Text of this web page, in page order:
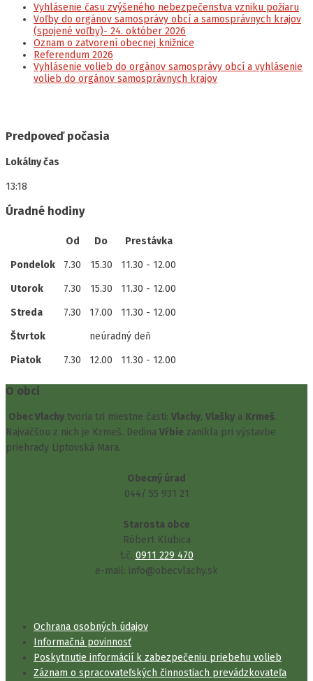
Vyhlásenie času zvýšeného nebezpečenstva vzniku požiaru
Voľby do orgánov samosprávy obcí a samosprávnych krajov
(spojené voľby)- 24. október 2026
Oznam o zatvorení obecnej knižnice
Referendum 2026
Vyhlásenie volieb do orgánov samosprávy obcí a vyhlásenie
volieb do orgánov samosprávnych krajov
Predpoveď počasia
Lokálny čas
13:18
Úradné hodiny
Od Do
Prestávka
Pondelok
7.30 15.30
11.30 - 12.00
Utorok
7.30 15.30
11.30 - 12.00
Streda
7.30 17.00
11.30 - 12.00
Štvrtok
neúradný deň
Piatok
7.30 12.00 11.30 - 12.00
O obci
Obec Vlachy tvoria tri miestne časti: Vlachy, Vlašky a Krmeš.
Najväčšou z nich je Krmeš. Dedina Vŕbie zanikla pri výstavbe
priehrady Liptovská Mara.
Obecný úrad
044/ 55 931 21
Starosta obce
Róbert Klubica
t.č. 0911 229 470
e-mail: info@obecvlachy.sk
Ochrana osobných údajov
Informačná povinnosť
Poskytnutie informácií k zabezpečeniu priebehu volieb
Záznam o spracovateľských činnostiach prevádzkovateľa